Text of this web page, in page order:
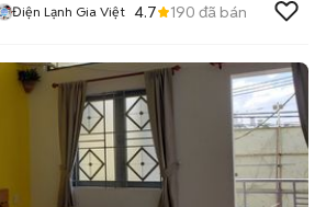
Điện Lạnh Gia Việt 4.7 190 đã bán